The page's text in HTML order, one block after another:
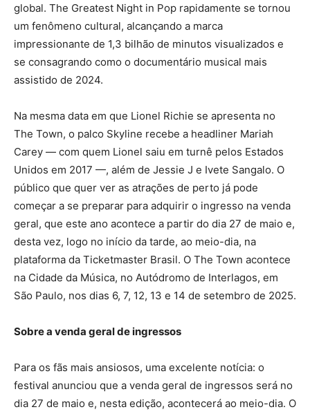
global. The Greatest Night in Pop rapidamente se tornou
um fenômeno cultural, alcançando a marca
impressionante de 1,3 bilhão de minutos visualizados e
se consagrando como o documentário musical mais
assistido de 2024.
Na mesma data em que Lionel Richie se apresenta no
The Town, o palco Skyline recebe a headliner Mariah
Carey — com quem Lionel saiu em turnê pelos Estados
Unidos em 2017 —, além de Jessie J e Ivete Sangalo. O
público que quer ver as atrações de perto já pode
começar a se preparar para adquirir o ingresso na venda
geral, que este ano acontece a partir do dia 27 de maio e,
desta vez, logo no início da tarde, ao meio-dia, na
plataforma da Ticketmaster Brasil. O The Town acontece
na Cidade da Música, no Autódromo de Interlagos, em
São Paulo, nos dias 6, 7, 12, 13 e 14 de setembro de 2025.
Sobre a venda geral de ingressos
Para os fãs mais ansiosos, uma excelente notícia: o
festival anunciou que a venda geral de ingressos será no
dia 27 de maio e, nesta edição, acontecerá ao meio-dia. O